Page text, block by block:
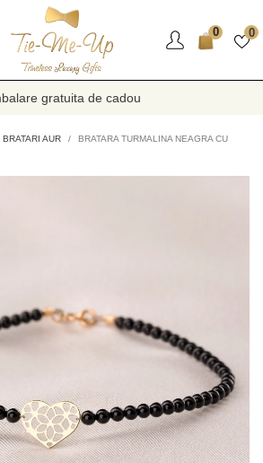
0 0
gratuita de cadou
BRATARI AUR
BRATARA TURMALINA NEAGRA CU